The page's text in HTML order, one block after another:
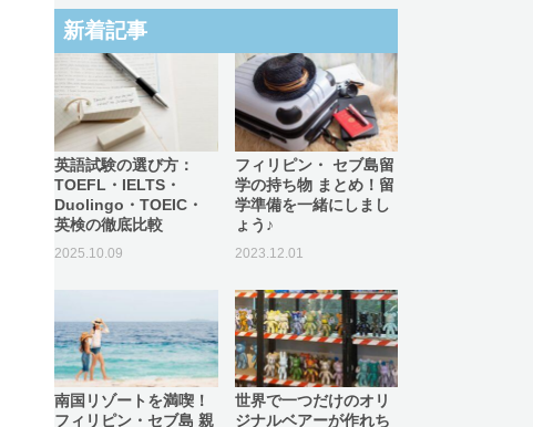
新着記事
英語試験の選び方：
TOEFL・IELTS・
Duolingo・TOEIC・
英検の徹底比較
2025.10.09
フィリピン・ セブ島留
学の持ち物 まとめ！留
学準備を一緒にしまし
ょう♪
2023.12.01
南国リゾートを満喫！
フィリピン・セブ島 親
世界で一つだけのオリ
ジナルベアーが作れち